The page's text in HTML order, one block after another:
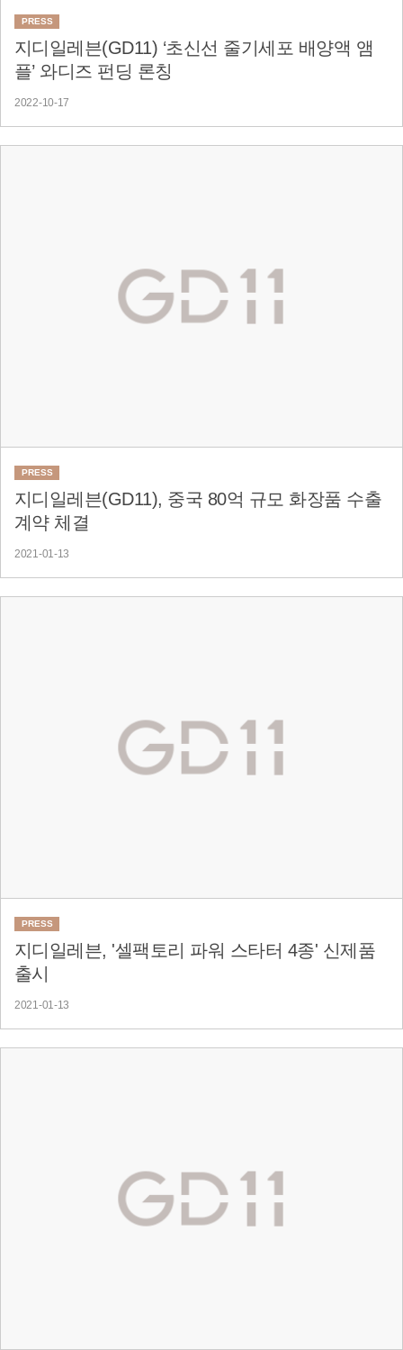
PRESS
지디일레븐(GD11) ‘초신선 줄기세포 배양액 앰
플’ 와디즈 펀딩 론칭
2022-10-17
PRESS
지디일레븐(GD11), 중국 80억 규모 화장품 수출
계약 체결
2021-01-13
PRESS
지디일레븐, '셀팩토리 파워 스타터 4종' 신제품
출시
2021-01-13